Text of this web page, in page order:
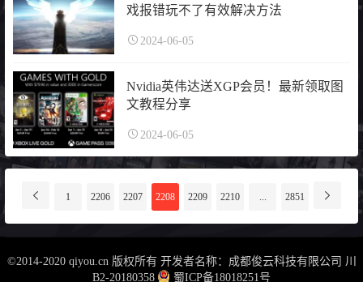
戏报错玩不了有效解决方法
2024-06-05
Nvidia英伟达送XGP会员！最新领取图
文教程分享
2024-06-05
页
导
1 2206 2207 2208 2209 2210 ... 2851
©2014-2020 qiyou.cn 版权所有 开发者名称：成都俊云科技有限公司 川
B2-20180358
蜀ICP备18018251号